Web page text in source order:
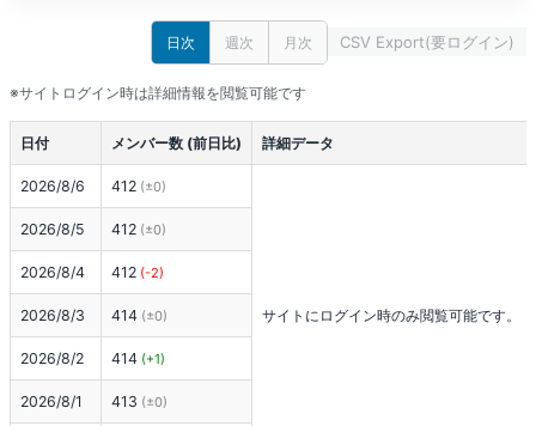
日次 週次 月次 CSV Export(要ログイン)
※サイトログイン時は詳細情報を閲覧可能です
日付 メンバー数 (前日比) 詳細データ
2026/8/6 412 (±0)
サイトにログイン時のみ閲覧可能です。
2026/8/5 412 (±0)
2026/8/4 412 (-2)
2026/8/3 414 (±0)
2026/8/2 414 (+1)
2026/8/1 413 (±0)